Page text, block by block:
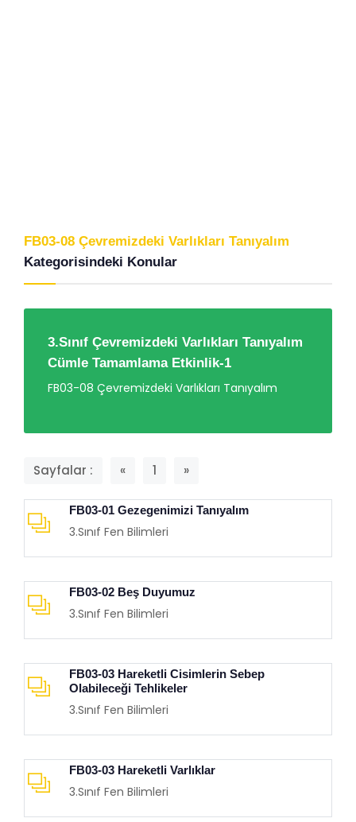
FB03-08 Çevremizdeki Varlıkları Tanıyalım
Kategorisindeki Konular
3.Sınıf Çevremizdeki Varlıkları Tanıyalım
Cümle Tamamlama Etkinlik-1
FB03-08 Çevremizdeki Varlıkları Tanıyalım
Sayfalar : « 1 »
FB03-01 Gezegenimizi Tanıyalım
3.Sınıf Fen Bilimleri
FB03-02 Beş Duyumuz
3.Sınıf Fen Bilimleri
FB03-03 Hareketli Cisimlerin Sebep
Olabileceği Tehlikeler
3.Sınıf Fen Bilimleri
FB03-03 Hareketli Varlıklar
3.Sınıf Fen Bilimleri